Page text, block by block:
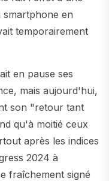
smartphone en
temporairement
en pause ses
mais aujourd'hui,
son "retour tant
qu'à moitié ceux
après les indices
2024 à
fraîchement signé